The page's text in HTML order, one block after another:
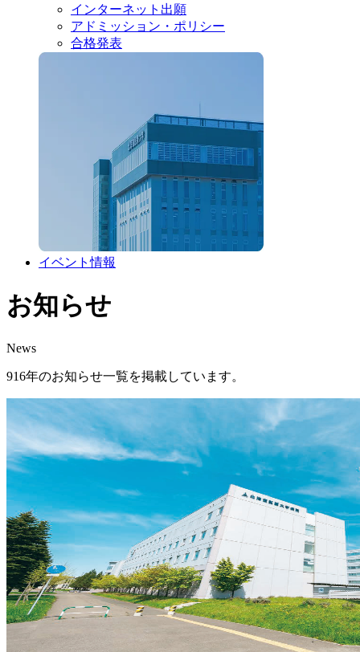
インターネット出願
アドミッション・ポリシー
合格発表
イベント情報
お知らせ
News
916年のお知らせ一覧を掲載しています。